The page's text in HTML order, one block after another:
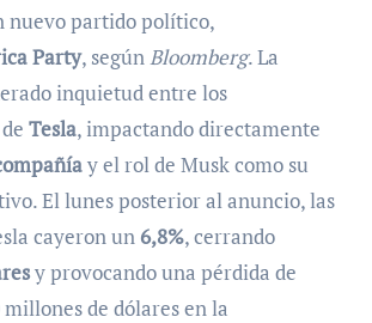
nuevo partido político,
Party, segúnBloomberg. La
inquietud entre los
Tesla, impactando directamente
y el rol de Musk como su
El lunes posterior al anuncio, las
cayeron un 6,8%, cerrando
y provocando una pérdida de
millones de dólares en la